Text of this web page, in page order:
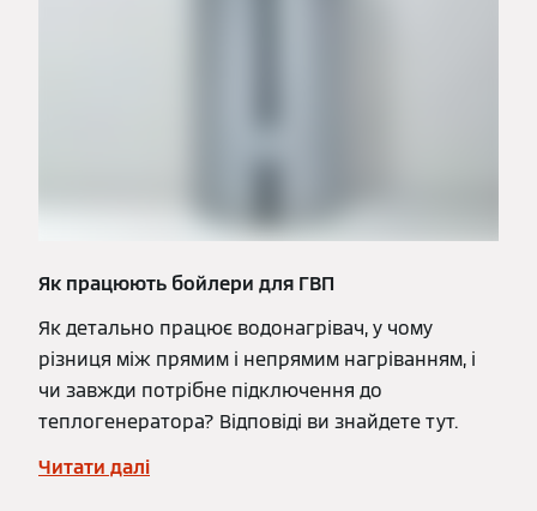
Як працюють бойлери для ГВП
Як детально працює водонагрівач, у чому
різниця між прямим і непрямим нагріванням, і
чи завжди потрібне підключення до
теплогенератора? Відповіді ви знайдете тут.
Читати далі